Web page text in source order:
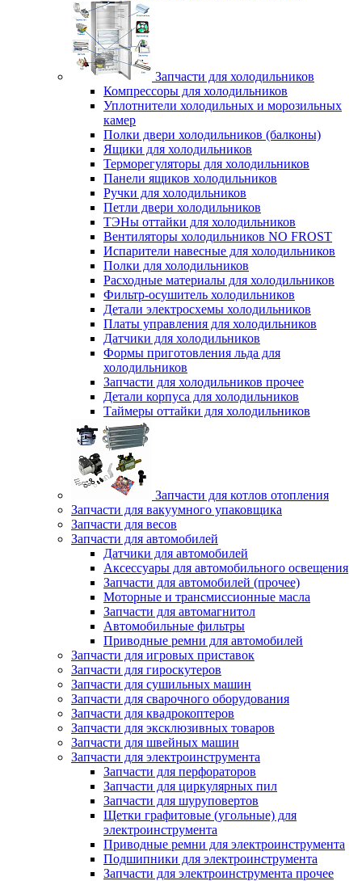
Запчасти для холодильников
Компрессоры для холодильников
Уплотнители холодильных и морозильных
камер
Полки двери холодильников (балконы)
Ящики для холодильников
Терморегуляторы для холодильников
Панели ящиков холодильников
Ручки для холодильников
Петли двери холодильников
ТЭНы оттайки для холодильников
Вентиляторы холодильников NO FROST
Испарители навесные для холодильников
Полки для холодильников
Расходные материалы для холодильников
Фильтр-осушитель холодильников
Детали электросхемы холодильников
Платы управления для холодильников
Датчики для холодильников
Формы приготовления льда для
холодильников
Запчасти для холодильников прочее
Детали корпуса для холодильников
Таймеры оттайки для холодильников
Запчасти для котлов отопления
Запчасти для вакуумного упаковщика
Запчасти для весов
Запчасти для автомобилей
Датчики для автомобилей
Аксессуары для автомобильного освещения
Запчасти для автомобилей (прочее)
Моторные и трансмиссионные масла
Запчасти для автомагнитол
Автомобильные фильтры
Приводные ремни для автомобилей
Запчасти для игровых приставок
Запчасти для гироскутеров
Запчасти для сушильных машин
Запчасти для сварочного оборудования
Запчасти для квадрокоптеров
Запчасти для эксклюзивных товаров
Запчасти для швейных машин
Запчасти для электроинструмента
Запчасти для перфораторов
Запчасти для циркулярных пил
Запчасти для шуруповертов
Щетки графитовые (угольные) для
электроинструмента
Приводные ремни для электроинструмента
Подшипники для электроинструмента
Запчасти для электроинструмента прочее